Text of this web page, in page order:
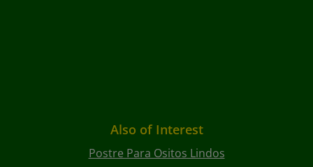
Also of Interest
Postre Para Ositos Lindos